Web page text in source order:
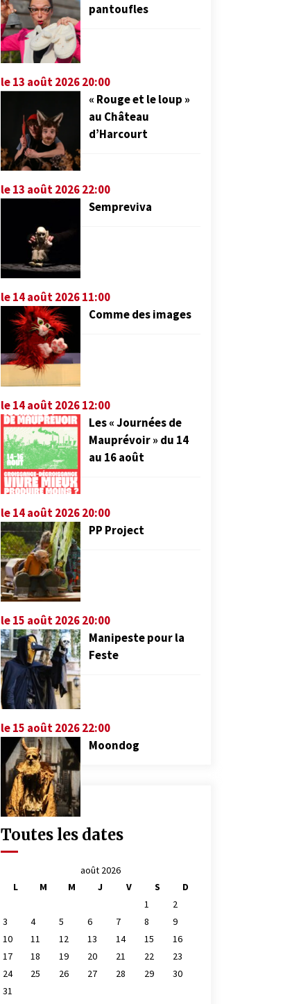
pantoufles
le 13 août 2026 20:00
« Rouge et le loup »
au Château
d’Harcourt
le 13 août 2026 22:00
Sempreviva
le 14 août 2026 11:00
Comme des images
le 14 août 2026 12:00
Les « Journées de
Mauprévoir » du 14
au 16 août
le 14 août 2026 20:00
PP Project
le 15 août 2026 20:00
Manipeste pour la
Feste
le 15 août 2026 22:00
Moondog
Toutes les dates
août 2026
L
M M J V S
D
1
2
3
4 5 6 7 8
9
10
11 12 13 14 15
16
17
18 19 20 21 22
23
24
25 26 27 28 29
30
31